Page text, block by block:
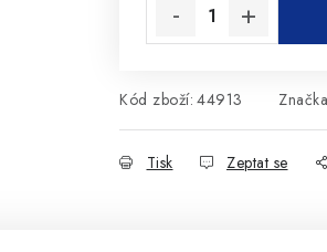
Kód zboží: 44913
Tisk Zeptat se